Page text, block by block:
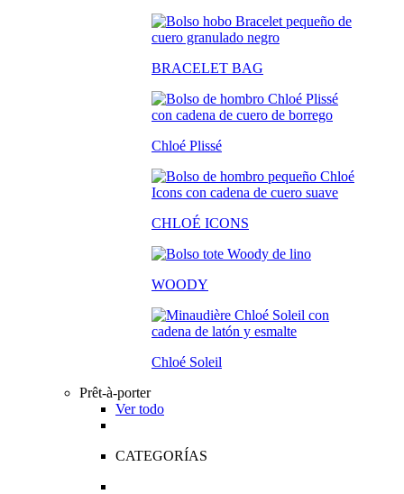
BRACELET BAG
Chloé Plissé
CHLOÉ ICONS
WOODY
Chloé Soleil
Prêt-à-porter
Ver todo
CATEGORÍAS